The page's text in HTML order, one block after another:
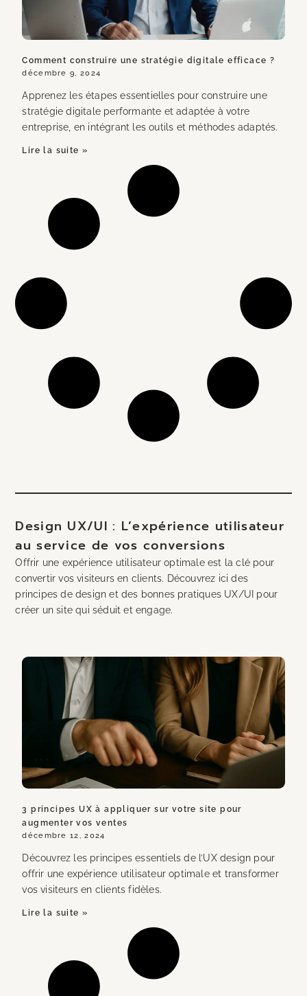
Comment construire une stratégie digitale efficace ?
décembre 9, 2024
Apprenez les étapes essentielles pour construire une
stratégie digitale performante et adaptée à votre
entreprise, en intégrant les outils et méthodes adaptés.
Lire la suite »
Design UX/UI : L’expérience utilisateur
au service de vos conversions
Offrir une expérience utilisateur optimale est la clé pour
convertir vos visiteurs en clients. Découvrez ici des
principes de design et des bonnes pratiques UX/UI pour
créer un site qui séduit et engage.
3 principes UX à appliquer sur votre site pour
augmenter vos ventes
décembre 12, 2024
Découvrez les principes essentiels de l’UX design pour
offrir une expérience utilisateur optimale et transformer
vos visiteurs en clients fidèles.
Lire la suite »